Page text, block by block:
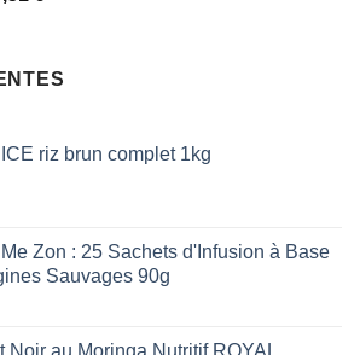
: est :
riz brun complet 1kg
Zon : 25 Sachets d'Infusion à Base
Sauvages 90g
Noir au Moringa Nutritif ROYAL